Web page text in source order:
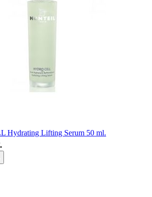
Hydrating Lifting Serum 50 ml.